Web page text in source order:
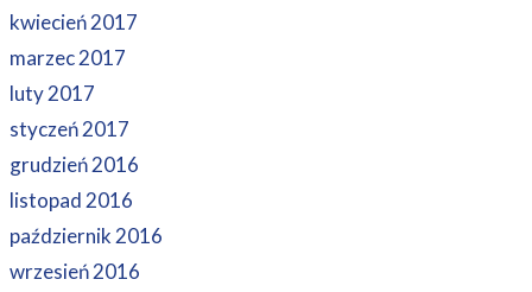
kwiecień 2017
marzec 2017
luty 2017
styczeń 2017
grudzień 2016
listopad 2016
październik 2016
wrzesień 2016